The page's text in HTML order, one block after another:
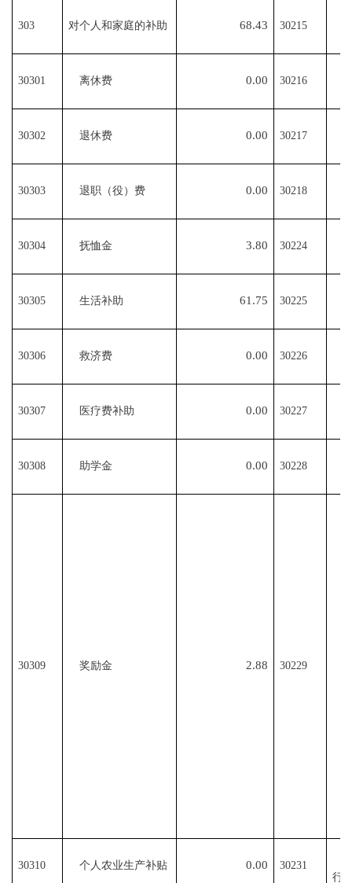
303 对个人和家庭的补助 68.43 30215
30301 离休费 0.00 30216
30302 退休费 0.00 30217
30303 退职（役）费 0.00 30218
30304 抚恤金 3.80 30224
30305 生活补助 61.75 30225
30306 救济费 0.00 30226
30307 医疗费补助 0.00 30227
30308 助学金 0.00 30228
30309 奖励金 2.88 30229
30310 个人农业生产补贴 0.00 30231
行